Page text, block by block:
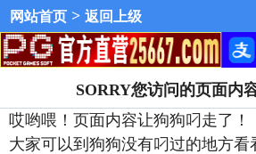
网站首页 > 返回上级
SORRY您访问的页面内
哎哟喂！页面内容让狗狗叼走了！
大家可以到狗狗没有叼过的地方看